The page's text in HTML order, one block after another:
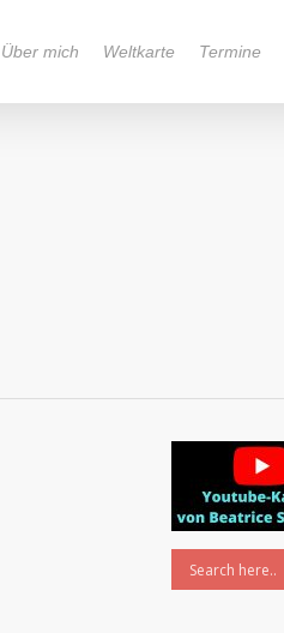
Über mich Weltkarte Termine